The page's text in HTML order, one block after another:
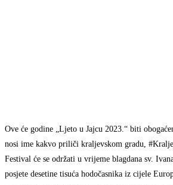
Ove će godine „Ljeto u Jajcu 2023.“ biti
nosi ime kakvo priliči kraljevskom gradu,
Festival će se održati u vrijeme blagdana sv.
posjete desetine tisuća hodočasnika iz cijele